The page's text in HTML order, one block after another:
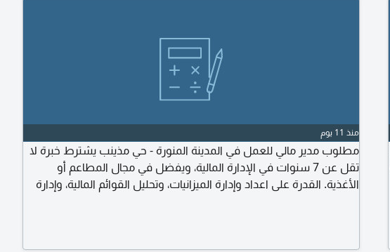
منذ 11 يوم
مطلوب مدير مالي للعمل في المدينة المنورة - حي مذينب يشترط خبرة لا
تقل عن 7 سنوات في الإدارة المالية، ويفضل في مجال المطاعم أو
الأغذية. القدرة على اعداد وإدارة الميزانيات، وتحليل القوائم المالية، وإدارة